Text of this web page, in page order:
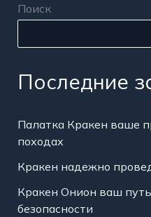
Поиск
Последние
Палатка Кракен ваше
походах
Кракен надежно
Кракен Онион ваш
безопасности